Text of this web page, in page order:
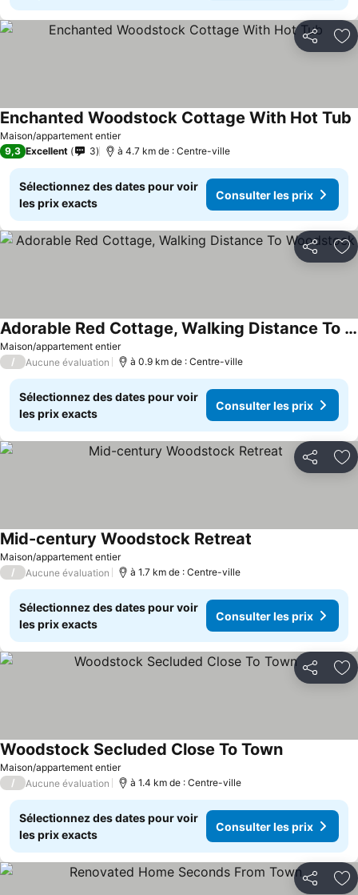
Partager
Maison/appartement entier
Enchanted Woodstock Cottage With Hot Tub
9,3 Excellent 3 à 4.7 km de : Centre-ville
Sélectionnez des dates pour voir
les prix exacts
Consulter les prix
Partager
Maison/appartement entier
Adorable Red Cottage, Walking Distance To Woodstock
/ Aucune évaluation à 0.9 km de : Centre-ville
Sélectionnez des dates pour voir
les prix exacts
Consulter les prix
Partager
Maison/appartement entier
Mid-century Woodstock Retreat
/ Aucune évaluation à 1.7 km de : Centre-ville
Sélectionnez des dates pour voir
les prix exacts
Consulter les prix
Partager
Maison/appartement entier
Woodstock Secluded Close To Town
/ Aucune évaluation à 1.4 km de : Centre-ville
Sélectionnez des dates pour voir
les prix exacts
Consulter les prix
Partager